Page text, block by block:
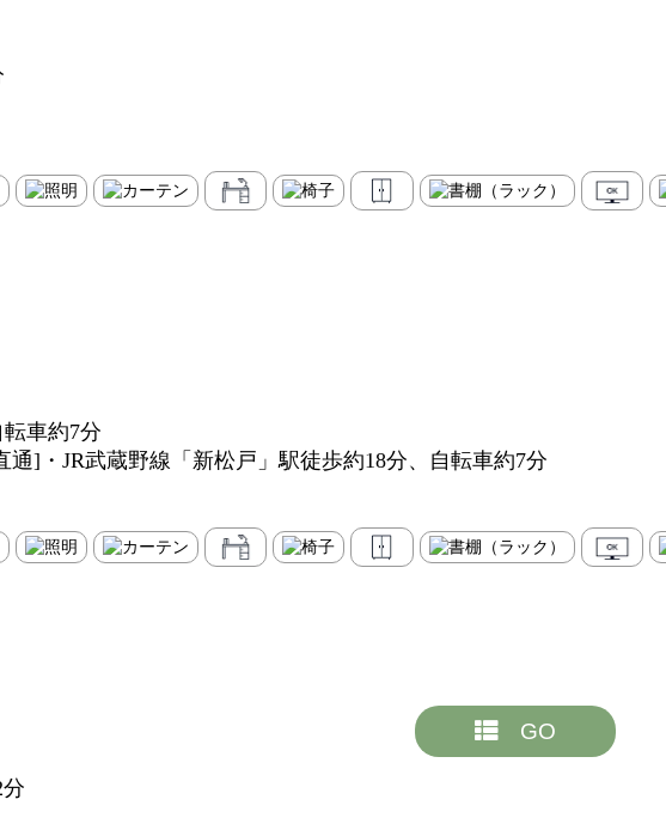
車約7分
]・JR武蔵野線「新松戸」駅徒歩約18分、自転車約7分
GO